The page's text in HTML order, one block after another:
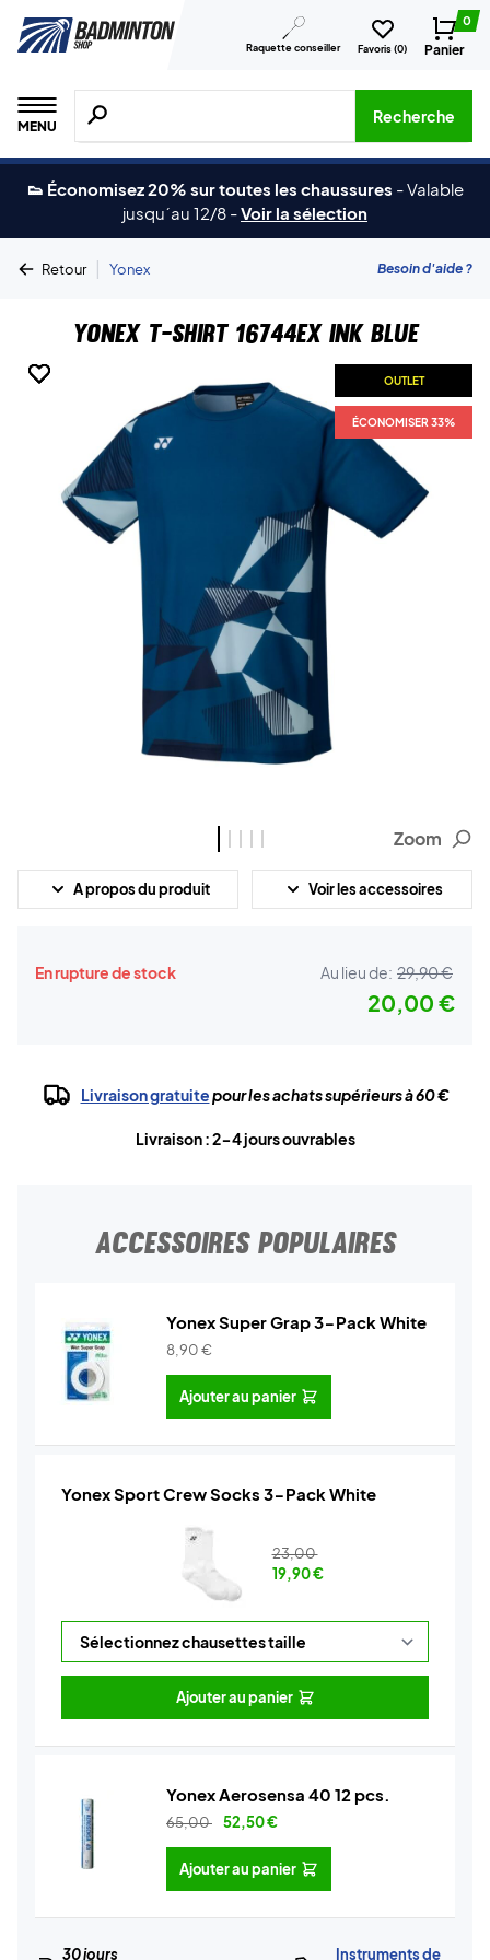
Raquette conseiller Favoris (0)
0
Panier
MENU
Recherche de produits, de marques, etc.
Recherche
👟 Économisez 20% sur toutes les chaussures -Valable
jusqu´au 12/8 -Voir la sélection
Retour | Yonex Besoin d'aide ?
Yonex T-shirt 16744EX Ink Blue
OUTLET
ÉCONOMISER 33%
OUTLET
ÉCONOMISER 33%
OUTLET
ÉCONOMISER 33%
OUTLET
ÉCONOMISER 33%
OUTLET
ÉCONOMISER 33%
Zoom
A propos du produit Voir les accessoires
En rupture de stock Au lieu de: 29,90 €
20,00 €
Livraison gratuitepour les achats supérieurs à 60 €
Livraison : 2-4 jours ouvrables
ACCESSOIRES POPULAIRES
Yonex Super Grap 3-Pack White
8,90€
Ajouter au panier
Yonex Sport Crew Socks 3-Pack White
23,00
19,90€
Ajouter au panier
Yonex Aerosensa 40 12 pcs.
65,00 52,50€
Ajouter au panier
30 jours Instruments de